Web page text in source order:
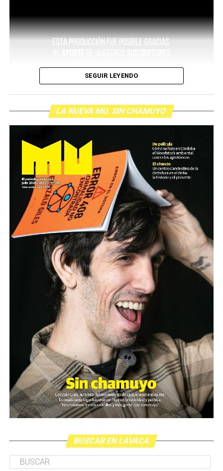
SEGUIR LEYENDO
LA NUEVA MU. SIN CHAMUYO
BUSCAR EN LAVACA